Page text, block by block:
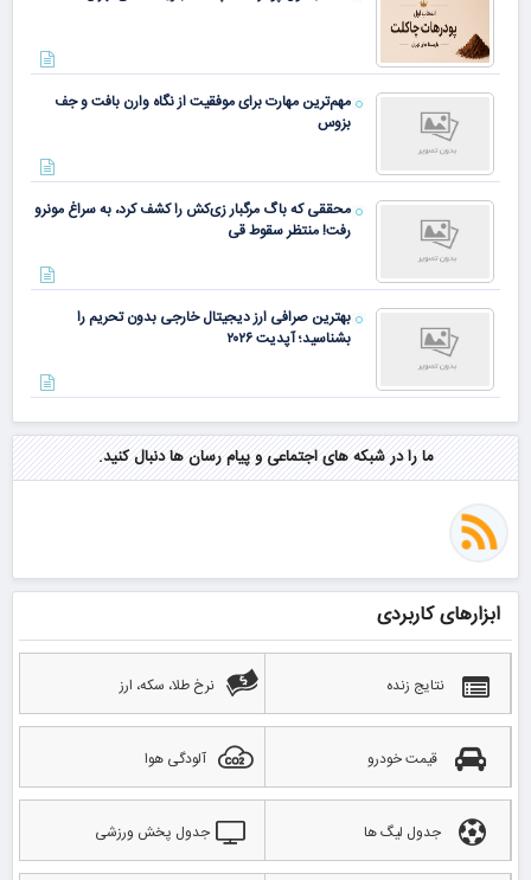
مهم‌ترین مهارت برای موفقیت از نگاه وارن بافت و جف
بزوس
محققی که باگ مرگبار زی‌کش را کشف کرد، به سراغ مونرو
رفت! منتظر سقوط قی
بهترین صرافی ارز دیجیتال خارجی بدون تحریم را
بشناسید؛ آپدیت ۲۰۲۶
ما را در شبکه های اجتماعی و پیام رسان ها دنبال کنید.
ابزارهای کاربردی
نتایج زنده نرخ طلا، سکه، ارز
قیمت خودرو آلودگی هوا
جدول لیگ ها جدول پخش ورزشی